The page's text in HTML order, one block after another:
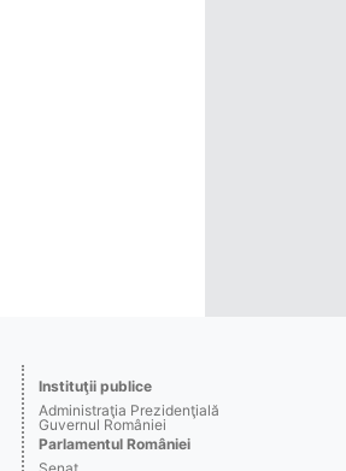
Instituţii publice
Administraţia Prezidenţială
Guvernul României
Parlamentul României